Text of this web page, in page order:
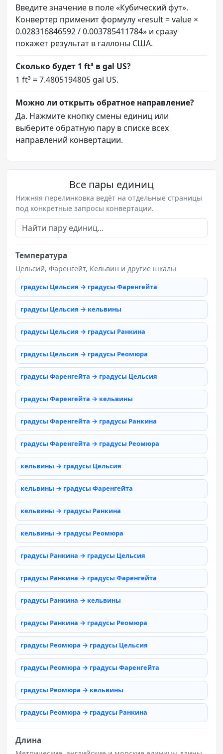
Введите значение в поле «Кубический фут».
Конвертер применит формулу «result = value ×
0.028316846592 / 0.003785411784» и сразу
покажет результат в галлоны США.
Сколько будет 1 ft³ в gal US?
1 ft³ = 7.4805194805 gal US.
Можно ли открыть обратное направление?
Да. Нажмите кнопку смены единиц или
выберите обратную пару в списке всех
направлений конвертации.
Все пары единиц
Нижняя перелинковка ведёт на отдельные страницы
под конкретные запросы конвертации.
Температура
Цельсий, Фаренгейт, Кельвин и другие шкалы
градусы Цельсия → градусы Фаренгейта
градусы Цельсия → кельвины
градусы Цельсия → градусы Ранкина
градусы Цельсия → градусы Реомюра
градусы Фаренгейта → градусы Цельсия
градусы Фаренгейта → кельвины
градусы Фаренгейта → градусы Ранкина
градусы Фаренгейта → градусы Реомюра
кельвины → градусы Цельсия
кельвины → градусы Фаренгейта
кельвины → градусы Ранкина
кельвины → градусы Реомюра
градусы Ранкина → градусы Цельсия
градусы Ранкина → градусы Фаренгейта
градусы Ранкина → кельвины
градусы Ранкина → градусы Реомюра
градусы Реомюра → градусы Цельсия
градусы Реомюра → градусы Фаренгейта
градусы Реомюра → кельвины
градусы Реомюра → градусы Ранкина
Длина